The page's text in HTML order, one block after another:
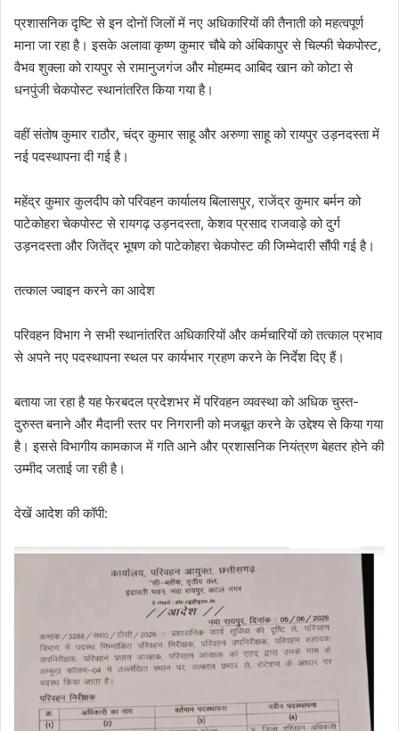
प्रशासनिक दृष्टि से इन दोनों जिलों में नए अधिकारियों की तैनाती को महत्वपूर्ण
माना जा रहा है। इसके अलावा कृष्ण कुमार चौबे को अंबिकापुर से चिल्फी चेकपोस्ट,
वैभव शुक्ला को रायपुर से रामानुजगंज और मोहम्मद आबिद खान को कोटा से
धनपुंजी चेकपोस्ट स्थानांतरित किया गया है।
वहीं संतोष कुमार राठौर, चंद्र कुमार साहू और अरुणा साहू को रायपुर उड़नदस्ता में
नई पदस्थापना दी गई है।
महेंद्र कुमार कुलदीप को परिवहन कार्यालय बिलासपुर, राजेंद्र कुमार बर्मन को
पाटेकोहरा चेकपोस्ट से रायगढ़ उड़नदस्ता, केशव प्रसाद राजवाड़े को दुर्ग
उड़नदस्ता और जितेंद्र भूषण को पाटेकोहरा चेकपोस्ट की जिम्मेदारी सौंपी गई है।
तत्काल ज्वाइन करने का आदेश
परिवहन विभाग ने सभी स्थानांतरित अधिकारियों और कर्मचारियों को तत्काल प्रभाव
से अपने नए पदस्थापना स्थल पर कार्यभार ग्रहण करने के निर्देश दिए हैं।
बताया जा रहा है यह फेरबदल प्रदेशभर में परिवहन व्यवस्था को अधिक चुस्त-
दुरुस्त बनाने और मैदानी स्तर पर निगरानी को मजबूत करने के उद्देश्य से किया गया
है। इससे विभागीय कामकाज में गति आने और प्रशासनिक नियंत्रण बेहतर होने की
उम्मीद जताई जा रही है।
देखें आदेश की कॉपी: